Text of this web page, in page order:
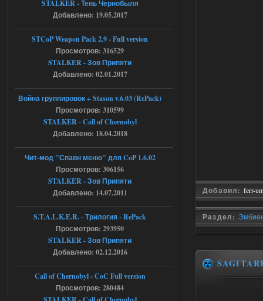
Добавил: ferr-
Раздел:
[error]File : D:\a\OGSR-
Engine\OGSR-
Engine\ogsr_engine\COMMON_AI\scrip
t_engine.cpp
[error]Line : 75
[error]Description :
[CScriptEngine::lua_pcall_failed]: ... -
shadow of
chernobyl\gamedata\scripts\xr_camper.sc
ript:510: attempt to index local 'manager'
(a nil value)
Вылет после захода в Припять.
Ответить ➤
Скованные одной цепью
18:37
r4908778
с избавлением от баласта,
доходяга.
Ответить ➤
05.08.2026
Путь во мгле + GUNSLINGER mod
Stalker-Mods-Clan-su
Доступно только для пользователей
STALKER - Тень Чернобыля
Добавлено: 19.05.2017
STCoP Weapon Pack 2.9 - Full version
Просмотров: 316529
STALKER - Зов Припяти
Добавлено: 02.01.2017
Война группировок + Stason v.6.03 (RePack)
Просмотров: 310599
STALKER - Call of Chernobyl
Добавлено: 18.04.2018
Чит-мод "Спавн меню" для CoP 1.6.02
Просмотров: 306156
STALKER - Зов Припяти
Добавлено: 14.07.2011
S.T.A.L.K.E.R. - Трилогия - RePack
Просмотров: 293950
STALKER - Зов Припяти
Добавлено: 02.12.2016
Call of Chernobyl - CoC Full version
Просмотров: 280484